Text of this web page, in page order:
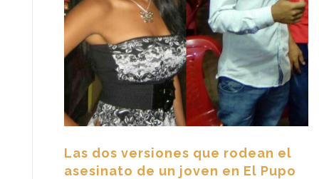
Las dos versiones que rodean el
asesinato de un joven en El Pupo